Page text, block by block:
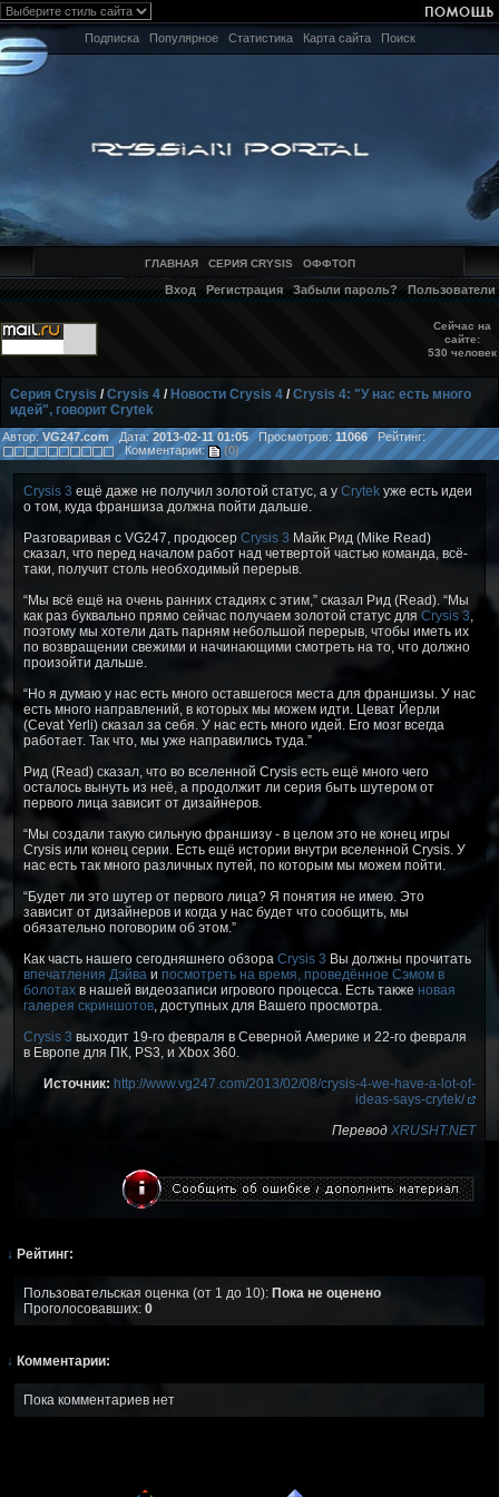
Подписка Популярное Статистика Карта сайта Поиск
ГЛАВНАЯ СЕРИЯ CRYSIS ОФФТОП
Вход Регистрация Забыли пароль? Пользователи
Сейчас на
сайте:
530 человек
Серия Crysis /Crysis 4 / Новости Crysis 4 /Crysis 4: "У нас есть много
идей", говорит Crytek
Автор: VG247.com Дата:2013-02-11 01:05Просмотров: 11066Рейтинг:
Комментарии:
(0)
Crysis 3 ещё даже не получил золотой статус, а у Crytek уже есть идеи
о том, куда франшиза должна пойти дальше.
Разговаривая с VG247, продюсер Crysis 3 Майк Рид (Mike Read)
сказал, что перед началом работ над четвертой частью команда, всё-
таки, получит столь необходимый перерыв.
“Мы всё ещё на очень ранних стадиях с этим,” сказал Рид (Read). “Мы
как раз буквально прямо сейчас получаем золотой статус для Crysis 3
поэтому мы хотели дать парням небольшой перерыв, чтобы иметь их
по возвращении свежими и начинающими смотреть на то, что должно
произойти дальше.
“Но я думаю у нас есть много оставшегося места для франшизы. У нас
есть много направлений, в которых мы можем идти. Цеват Йерли
(Cevat Yerli) сказал за себя. У нас есть много идей. Его мозг всегда
работает. Так что, мы уже направились туда.”
Рид (Read) сказал, что во вселенной Crysis есть ещё много чего
осталось вынуть из неё, а продолжит ли серия быть шутером от
первого лица зависит от дизайнеров.
“Мы создали такую сильную франшизу - в целом это не конец игры
Crysis или конец серии. Есть ещё истории внутри вселенной Crysis. У
нас есть так много различных путей, по которым мы можем пойти.
“Будет ли это шутер от первого лица? Я понятия не имею. Это
зависит от дизайнеров и когда у нас будет что сообщить, мы
обязательно поговорим об этом.”
Как часть нашего сегодняшнего обзора Crysis 3 Вы должны прочитать
впечатления Дэйва и посмотреть на время, проведённое Сэмом в
болотах в нашей видеозаписи игрового процесса. Есть также новая
галерея скриншотов , доступных для Вашего просмотра.
Crysis 3 выходит 19-го февраля в Северной Америке и 22-го февраля
в Европе для ПК, PS3, и Xbox 360.
Источник: http://www.vg247.com/2013/02/08/crysis-4-we-have-a-lot-of-
ideas-says-crytek/
Перевод XRUSHT.NET
↓ Рейтинг:
Пользовательская оценка (от 1 до 10): Пока не оценено
Проголосовавших: 0
↓ Комментарии:
Пока комментариев нет